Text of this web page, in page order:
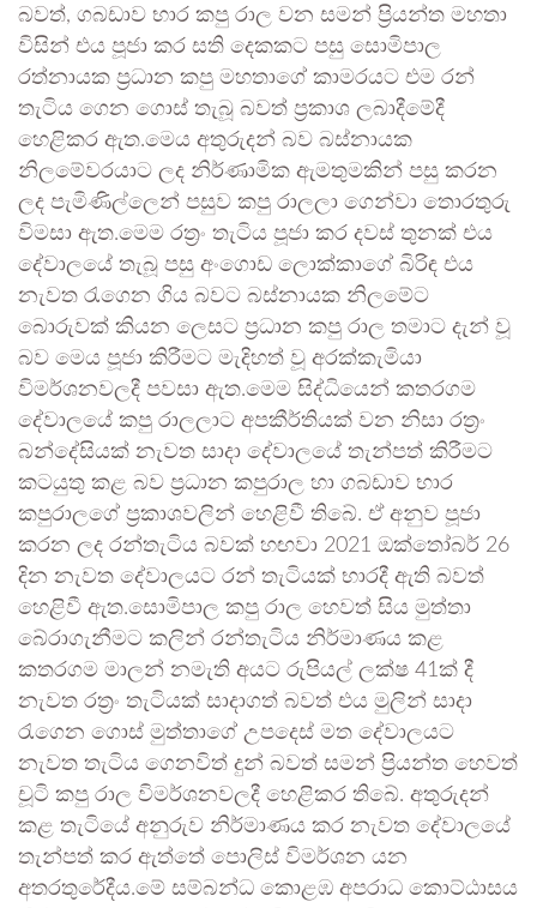
බවත්, ගබඩාව භාර කපු රාල වන සමන් ප්‍රියන්ත මහතා
විසින් එය පූජා කර සති දෙකකට පසු සොමිපාල
රත්නායක ප්‍රධාන කපු මහතාගේ කාමරයට එම රන්
තැටිය ගෙන ගොස් තැබූ බවත් ප්‍රකාශ ලබාදීමේදී
හෙළිකර ඇත.මෙය අතුරුදන් බව බස්නායක
නිලමේවරයාට ලද නිර්ණාමික ඇමතුමකින් පසු කරන
ලද පැමිණිල්ලෙන් පසුව කපු රාලලා ගෙන්වා තොරතුරු
විමසා ඇත.මෙම රත්‍රං තැටිය පූජා කර දවස් තුනක් එය
දේවාලයේ තැබූ පසු අංගොඩ ලොක්කාගේ බිරිඳ එය
නැවත රැගෙන ගිය බවට බස්නායක නිලමේට
බොරුවක් කියන ලෙසට ප්‍රධාන කපු රාල තමාට දැන් වූ
බව මෙය පූජා කිරීමට මැදිහත් වූ අරක්කැමියා
විමර්ශනවලදී පවසා ඇත.මෙම සිද්ධියෙන් කතරගම
දේවාලයේ කපු රාලලාට අපකීර්තියක් වන නිසා රත්‍රං
බන්දේසියක් නැවත සාදා දේවාලයේ තැන්පත් කිරීමට
කටයුතු කළ බව ප්‍රධාන කපුරාල හා ගබඩාව භාර
කපුරාලගේ ප්‍රකාශවලින් හෙළිවී තිබේ. ඒ අනුව පූජා
කරන ලද රන්තැටිය බවක් හඟවා 2021 ඔක්තෝබර් 26
දින නැවත දේවාලයට රන් තැටියක් භාරදී ඇති බවත්
හෙළිවී ඇත.සොමිපාල කපු රාල හෙවත් සිය මුත්තා
බේරාගැනීමට කලින් රන්තැටිය නිර්මාණය කළ
කතරගම මාලන් නමැති අයට රුපියල් ලක්ෂ 41ක් දී
නැවත රත්‍රං තැටියක් සාදාගත් බවත් එය මුලින් සාදා
රැගෙන ගොස් මුත්තාගේ උපදෙස් මත දේවාලයට
නැවත තැටිය ගෙනවිත් දුන් බවත් සමන් ප්‍රියන්ත හෙවත්
චූටි කපු රාල විමර්ශනවලදී හෙළිකර තිබේ. අතුරුදන්
කළ තැටියේ අනුරුව නිර්මාණය කර නැවත දේවාලයේ
තැන්පත් කර ඇත්තේ පොලිස් විමර්ශන යන
අතරතුරේදීය.මේ සම්බන්ධ කොළඹ අපරාධ කොට්ඨාසය